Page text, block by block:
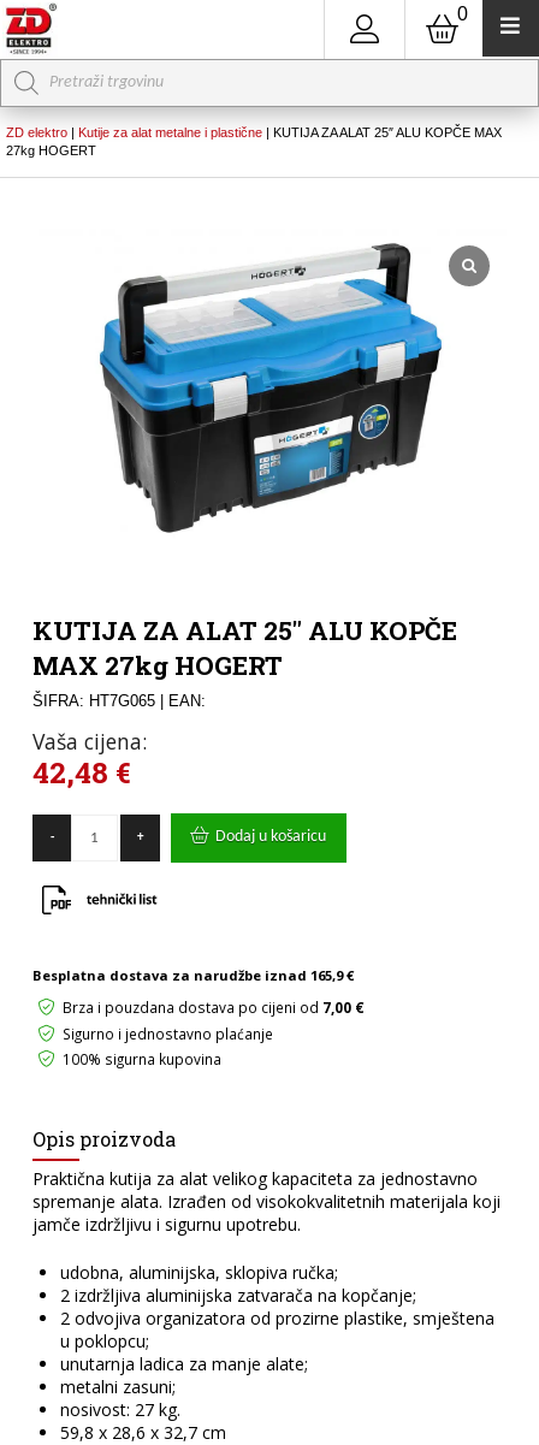
0
Products
search
ZD elektro | Kutije za alat metalne i plastične | KUTIJA ZA ALAT 25″ ALU KOPČE MAX
27kg HOGERT
KUTIJA ZA ALAT 25″ ALU KOPČE
MAX 27kg HOGERT
ŠIFRA: HT7G065| EAN:
Vaša cijena:
42,48 €
-
ALAT
ALU
količina
+ Dodaj u košaricu
Besplatna dostava za narudžbe iznad 165,9 €
Brza i pouzdana dostava po cijeni od 7,00 €
Sigurno i jednostavno plaćanje
100% sigurna kupovina
Opis proizvoda
Praktična kutija za alat velikog kapaciteta za jednostavno
spremanje alata. Izrađen od visokokvalitetnih materijala koji
jamče izdržljivu i sigurnu upotrebu.
udobna, aluminijska, sklopiva ručka;
2 izdržljiva aluminijska zatvarača na kopčanje;
2 odvojiva organizatora od prozirne plastike, smještena
u poklopcu;
unutarnja ladica za manje alate;
metalni zasuni;
nosivost: 27 kg.
59,8 x 28,6 x 32,7 cm